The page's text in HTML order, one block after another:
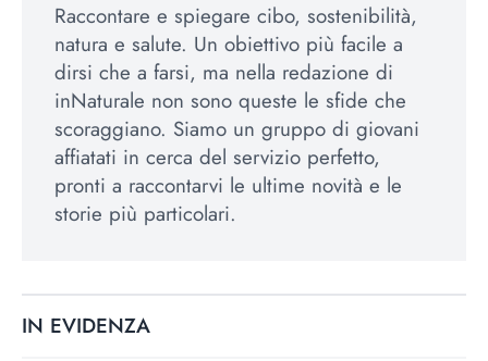
Raccontare e spiegare cibo, sostenibilità,
natura e salute. Un obiettivo più facile a
dirsi che a farsi, ma nella redazione di
inNaturale non sono queste le sfide che
scoraggiano. Siamo un gruppo di giovani
affiatati in cerca del servizio perfetto,
pronti a raccontarvi le ultime novità e le
storie più particolari.
IN EVIDENZA